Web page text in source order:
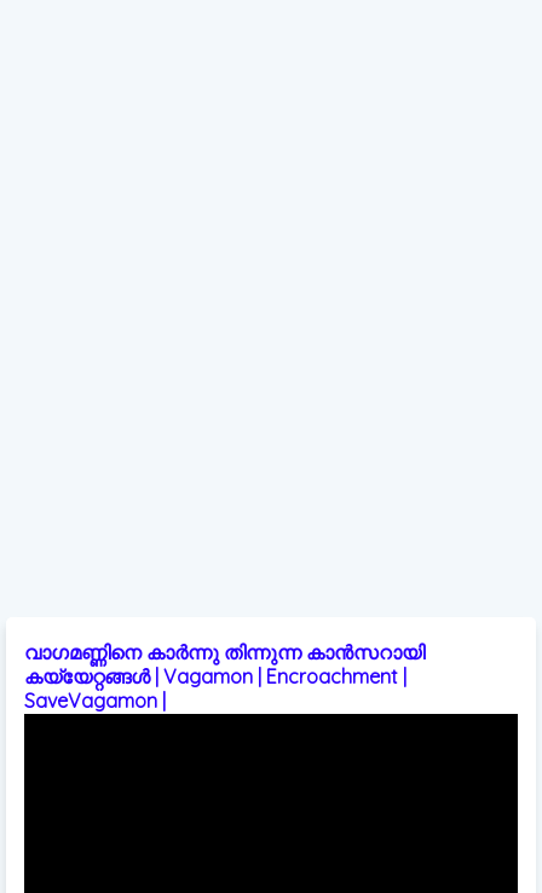
വാഗമണ്ണിനെ കാർന്നു തിന്നുന്ന കാൻസറായി
കയ്യേറ്റങ്ങൾ | Vagamon | Encroachment |
SaveVagamon |